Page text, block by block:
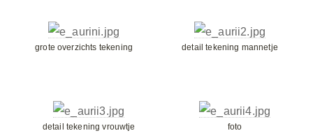
grote overzichts tekening detail tekening mannetje
detail tekening vrouwtje foto